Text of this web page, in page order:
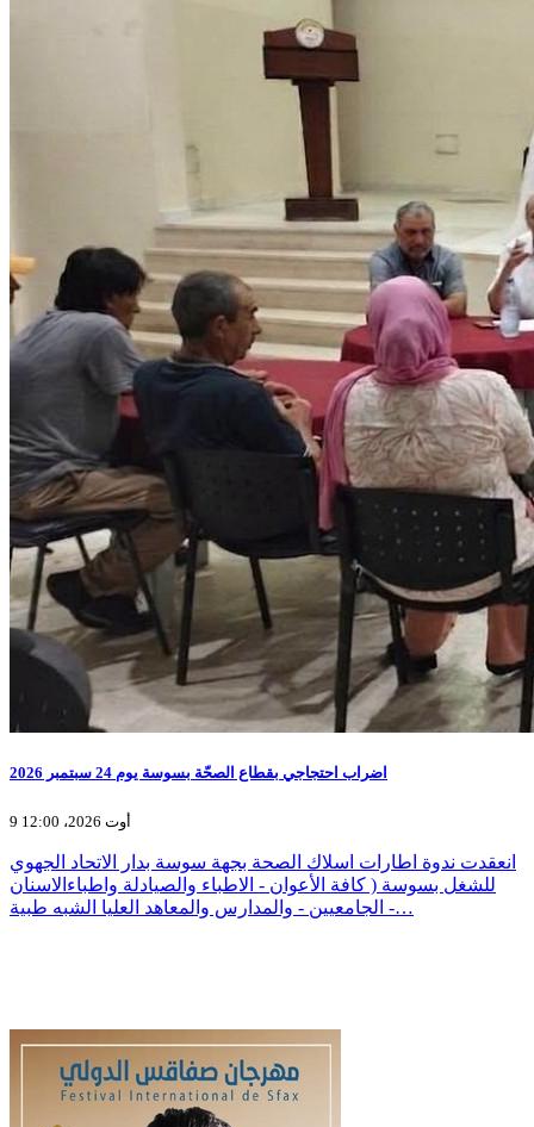
اضراب احتجاجي بقطاع الصحّة بسوسة يوم 24 سبتمبر 2026
9 أوت 2026، 12:00
انعقدت ندوة اطارات اسلاك الصحة بجهة سوسة بدار الاتحاد الجهوي
للشغل بسوسة ( كافة الأعوان - الاطباء والصيادلة واطباءالاسنان
الجامعيين - والمدارس والمعاهد العليا الشبه طبية -…